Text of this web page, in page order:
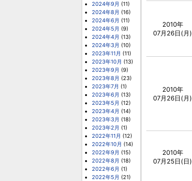
2024年9月 (11)
2024年8月 (16)
2024年6月 (11)
2024年5月 (9)
2024年4月 (13)
2024年3月 (10)
2023年11月 (11)
2023年10月 (13)
2023年9月 (9)
2023年8月 (23)
2023年7月 (1)
2023年6月 (13)
2023年5月 (12)
2023年4月 (14)
2023年3月 (18)
2023年2月 (1)
2022年11月 (12)
2022年10月 (14)
2022年9月 (15)
2022年8月 (18)
2022年6月 (1)
2022年5月 (21)
2010年
07月26日(月)
2010年
07月26日(月)
2010年
07月25日(日)